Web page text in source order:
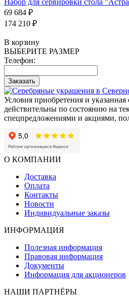
69 684 ₽
174 210 ₽
В корзину
ВЫБЕРИТЕ РАЗМЕР
Телефон:
Заказать
Условия приобретения и указанная
действительны по состоянию на
спецпредложениями и акциями,
О КОМПАНИИ
Доставка
Оплата
Контакты
Новости
Индивидуальные заказы
ИНФОРМАЦИЯ
Полезная информация
Правовая информация
Документы
Информация для акционеров
НАШИ ПАРТНЁРЫ